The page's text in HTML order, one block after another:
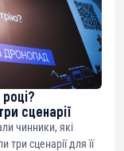
сценарії
чинники, які
три сценарії для її